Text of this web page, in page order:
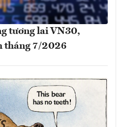
tương lai VN30,
tháng 7/2026